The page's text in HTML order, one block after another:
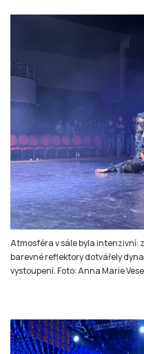
Atmosféra v sále byla intenzivní:
barevné reflektory dotvářely
vystoupení. Foto: Anna Marie